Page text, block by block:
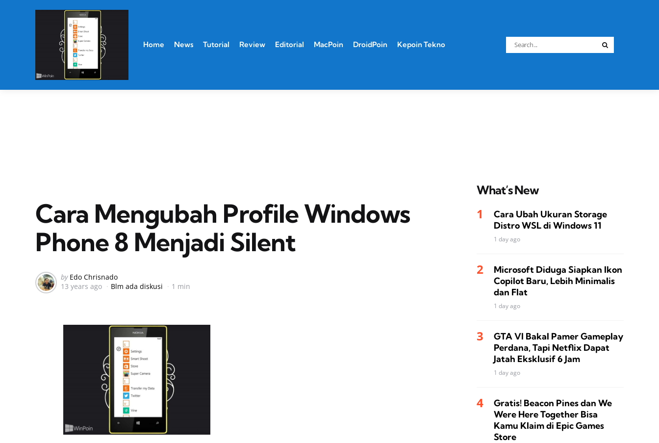
Home News Tutorial Review Editorial MacPoin DroidPoin Kepoin Tekno
Search
for:
Cara Mengubah Profile Windows
Phone 8 Menjadi Silent
Posted
by
by Edo Chrisnado
13 years ago
Blm ada diskusi 1 min
What’s New
Cara Ubah Ukuran Storage
Distro WSL di Windows 11
1 day ago
Microsoft Diduga Siapkan Ikon
Copilot Baru, Lebih Minimalis
dan Flat
1 day ago
GTA VI Bakal Pamer Gameplay
Perdana, Tapi Netflix Dapat
Jatah Eksklusif 6 Jam
1 day ago
Gratis! Beacon Pines dan We
Were Here Together Bisa
Kamu Klaim di Epic Games
Store